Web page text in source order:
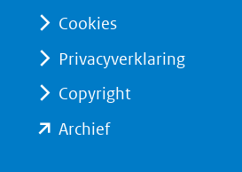
een
andere
website)
andere
Cookies
Privacyverklaring
Copyright
Archief(opent